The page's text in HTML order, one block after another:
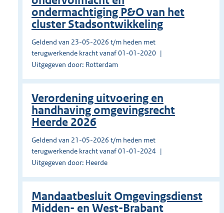
ondermachtiging P&O van het
cluster Stadsontwikkeling
Geldend van 23-05-2026 t/m heden met
terugwerkende kracht vanaf 01-01-2020
Uitgegeven door: Rotterdam
Verordening uitvoering en
handhaving omgevingsrecht
Heerde 2026
Geldend van 21-05-2026 t/m heden met
terugwerkende kracht vanaf 01-01-2024
Uitgegeven door: Heerde
Mandaatbesluit Omgevingsdienst
Midden- en West-Brabant